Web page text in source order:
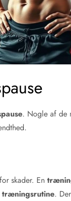
. Nogle af de
skader. En
træningsrutine.